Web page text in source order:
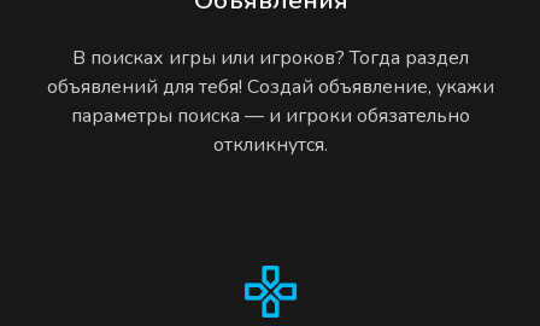
В поисках игры или игроков? Тогда раздел
объявлений для тебя! Создай объявление, укажи
параметры поиска — и игроки обязательно
откликнутся.